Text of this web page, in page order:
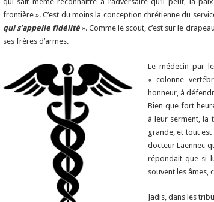
frontière ». C’est du moins la conception chrétienne du
qui s’appelle fidélité». Comme le scout, c’est sur le
ses frères d’armes.
Le médecin par
« colonne
honneur, à
Bien que fort
à leur serment, la
grande, et tout
docteur Laënnec
répondait que si
souvent les âmes,
Jadis, dans les